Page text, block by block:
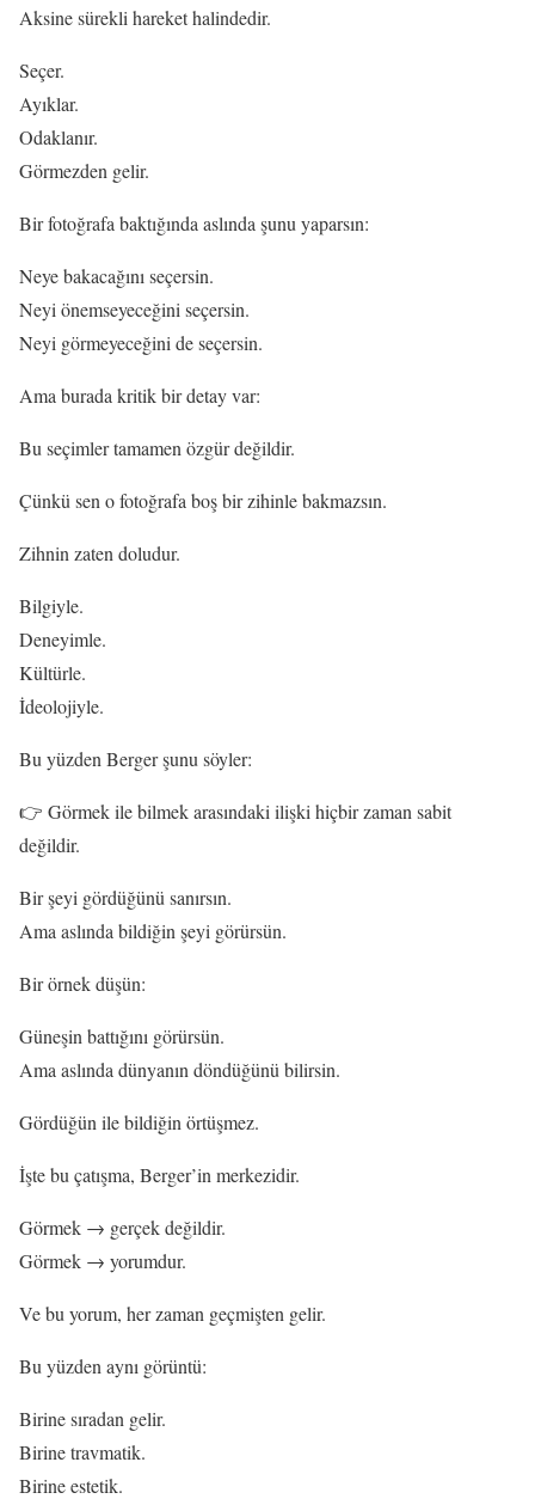
Aksine sürekli hareket halindedir.
Seçer.
Ayıklar.
Odaklanır.
Görmezden gelir.
Bir fotoğrafa baktığında aslında şunu yaparsın:
Neye bakacağını seçersin.
Neyi önemseyeceğini seçersin.
Neyi görmeyeceğini de seçersin.
Ama burada kritik bir detay var:
Bu seçimler tamamen özgür değildir.
Çünkü sen o fotoğrafa boş bir zihinle bakmazsın.
Zihnin zaten doludur.
Bilgiyle.
Deneyimle.
Kültürle.
İdeolojiyle.
Bu yüzden Berger şunu söyler:
👉 Görmek ile bilmek arasındaki ilişki hiçbir zaman sabit
değildir.
Bir şeyi gördüğünü sanırsın.
Ama aslında bildiğin şeyi görürsün.
Bir örnek düşün:
Güneşin battığını görürsün.
Ama aslında dünyanın döndüğünü bilirsin.
Gördüğün ile bildiğin örtüşmez.
İşte bu çatışma, Berger’in merkezidir.
Görmek → gerçek değildir.
Görmek → yorumdur.
Ve bu yorum, her zaman geçmişten gelir.
Bu yüzden aynı görüntü:
Birine sıradan gelir.
Birine travmatik.
Birine estetik.